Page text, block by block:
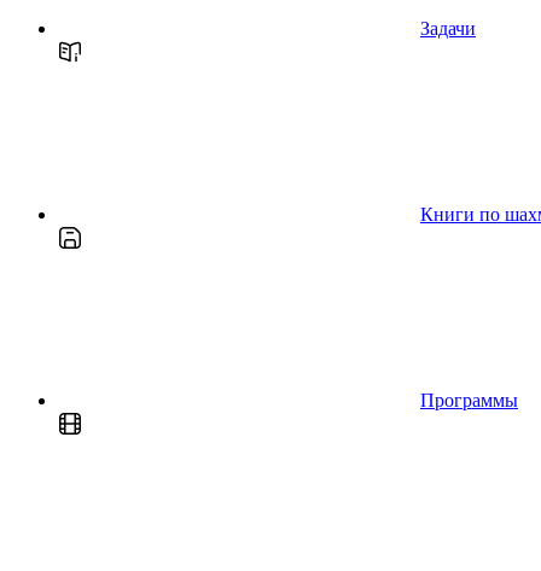
Задачи
Книги по
Программы